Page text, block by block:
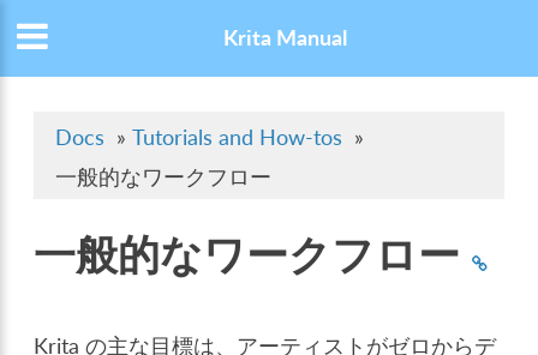
Krita Manual
Docs » Tutorials and How-tos »
一般的なワークフロー
一般的なワークフロー
Krita の主な目標は、アーティストがゼロからデ